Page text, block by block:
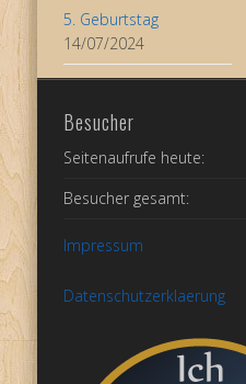
5. Geburtstag
14/07/2024
Besucher
Seitenaufrufe heute:
Besucher gesamt:
Impressum
Datenschutzerklaerung